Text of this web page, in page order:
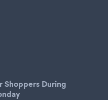
Shoppers During